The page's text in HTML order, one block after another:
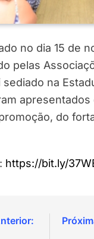
no dia 15 de
pelas
na
do
https://bit.ly/